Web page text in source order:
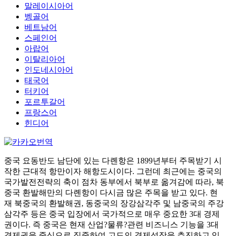
말레이시아어
벵골어
베트남어
스페인어
아랍어
이탈리아어
인도네시아어
태국어
터키어
포르투갈어
프랑스어
힌디어
중국 요동반도 남단에 있는 다롄항은 1899년부터 주목받기 시
작한 근대적 항만이자 해항도시이다. 그런데 최근에는 중국의
국가발전전략의 축이 점차 동부에서 북부로 옮겨감에 따라, 북
중국 환발해만의 다롄항이 다시금 많은 주목을 받고 있다. 현
재 북중국의 환발해권, 동중국의 장강삼각주 및 남중국의 주강
삼각주 등은 중국 입장에서 국가적으로 매우 중요한 3대 경제
권이다. 즉 중국은 현재 산업?물류?관련 비즈니스 기능을 3대